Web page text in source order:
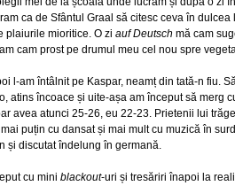
ca de Sfântul Graal să citesc ceva în
plaiurile mioritice. O zi auf Deutsch mă cam
cam prost pe drumul meu cel nou spre
l-am întâlnit pe Kaspar, neamț din tată-n fiu.
atins încoace și uite-așa am început să merg
avea atunci 25-26, eu 22-23. Prietenii lui
puțin cu dansat și mai mult cu muzică în
și discutat îndelung în germană.
cu mini blackout-uri și tresăriri înapoi la